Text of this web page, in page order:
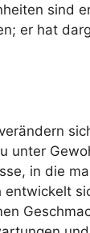
sind
er hat
unter
in die